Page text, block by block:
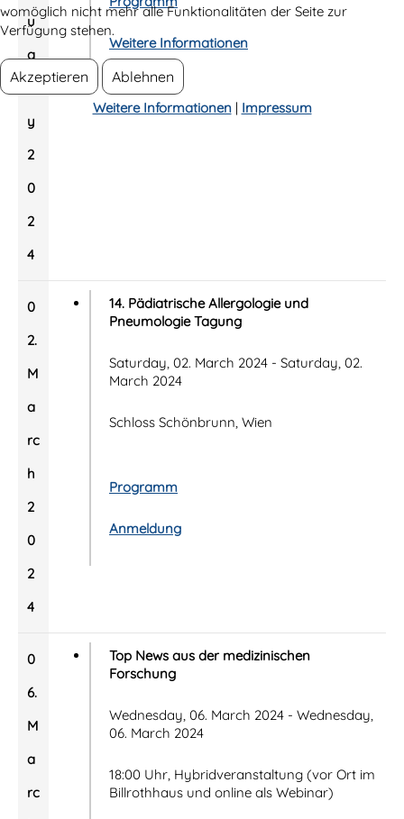
u
a
y
2
0
2
4
Weitere Informationen
0
2.
M
a
rc
h
2
0
2
4
14. Pädiatrische Allergologie und
Pneumologie Tagung
Saturday, 02. March 2024 - Saturday, 02.
March 2024
Schloss Schönbrunn, Wien
Programm
Anmeldung
0
6.
M
a
rc
Top News aus der medizinischen
Forschung
Wednesday, 06. March 2024 - Wednesday,
06. March 2024
18:00 Uhr, Hybridveranstaltung (vor Ort im
Billrothhaus und online als Webinar)
womöglich nicht mehr alle Funktionalitäten der Seite zur
Verfügung stehen.
Akzeptieren Ablehnen
Weitere Informationen| Impressum